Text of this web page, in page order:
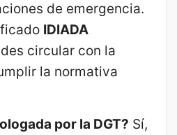
de emergencia.
IDIADA
circular con la
la normativa
por la DGT? Sí,